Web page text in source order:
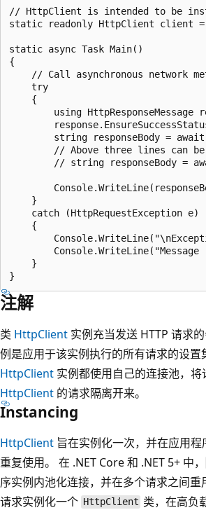
// HttpClient is intended to be
static readonly HttpClient client
static async Task Main()
{
// Call asynchronous network
    try
    {
using HttpResponseMessage
string responseBody =
// Above three lines can
// string responseBody =
    }
    catch (HttpRequestException e)
    {
Console.WriteLine("Message
    }
注解
类 HttpClient 实例充当发送 HTTP 请求的
例是应用于该实例执行的所有请求的设置
HttpClient 实例都使用自己的连接池，
HttpClient 的请求隔离开来。
Instancing
HttpClient 旨在实例化一次，并在应用
重复使用。 在 .NET Core 和 .NET 5+ 中，
序实例内池化连接，并在多个请求之间
请求实例化一个 HttpClient 类，在高负